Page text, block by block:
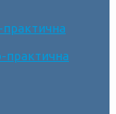
практична
практична